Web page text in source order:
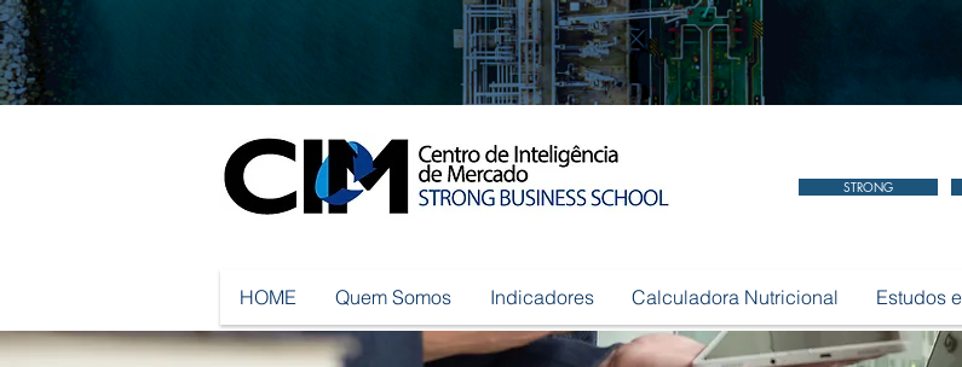
STRONG
HOME Quem Somos Indicadores Calculadora Nutricional Estudos